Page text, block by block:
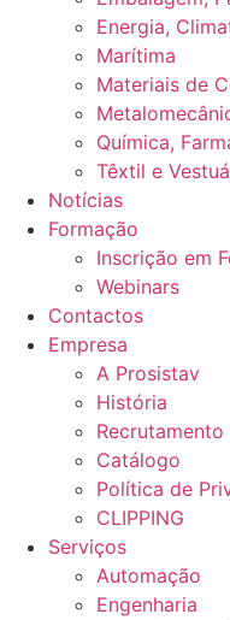
Energia,
Marítima
Materiais de
Química,
Têxtil e
Notícias
Formação
Inscrição em
Webinars
Contactos
Empresa
A Prosistav
História
Recrutamento
Catálogo
Política de
CLIPPING
Serviços
Automação
Engenharia